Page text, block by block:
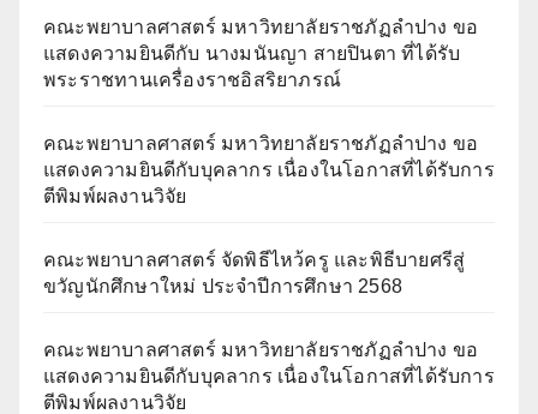
คณะพยาบาลศาสตร์ มหาวิทยาลัยราชภัฏลำปาง ขอ
แสดงความยินดีกับ นางมนันญา สายปินตา ที่ได้รับ
พระราชทานเครื่องราชอิสริยาภรณ์
คณะพยาบาลศาสตร์ มหาวิทยาลัยราชภัฏลำปาง ขอ
แสดงความยินดีกับบุคลากร เนื่องในโอกาสที่ได้รับการ
ตีพิมพ์ผลงานวิจัย
คณะพยาบาลศาสตร์ จัดพิธีไหว้ครู และพิธีบายศรีสู่
ขวัญนักศึกษาใหม่ ประจำปีการศึกษา 2568
คณะพยาบาลศาสตร์ มหาวิทยาลัยราชภัฏลำปาง ขอ
แสดงความยินดีกับบุคลากร เนื่องในโอกาสที่ได้รับการ
ตีพิมพ์ผลงานวิจัย